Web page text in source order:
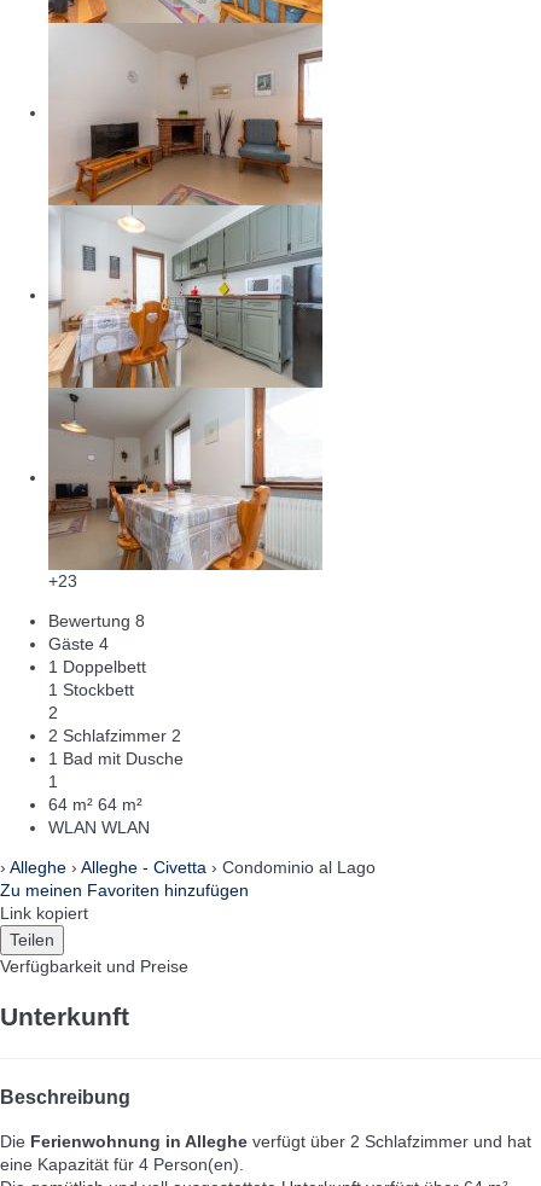
+23
Bewertung 8
Gäste 4
1 Doppelbett
1 Stockbett
2
2 Schlafzimmer 2
1 Bad mit Dusche
1
64 m² 64 m²
WLAN WLAN
› Alleghe › Alleghe - Civetta › Condominio al Lago
Zu meinen Favoriten hinzufügen
Link kopiert
Teilen
Verfügbarkeit und Preise
Unterkunft
Beschreibung
Die Ferienwohnung in Alleghe verfügt über 2 Schlafzimmer und hat
eine Kapazität für 4 Person(en).